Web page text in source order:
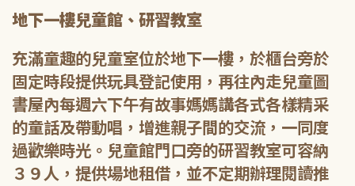
地下一樓兒童館、研習教室
充滿童趣的兒童室位於地下一樓，於櫃台旁於
固定時段提供玩具登記使用，再往內走兒童圖
書屋內每週六下午有故事媽媽講各式各樣精采
的童話及帶動唱，增進親子間的交流，一同度
過歡樂時光。兒童館門口旁的研習教室可容納
３９人，提供場地租借，並不定期辦理閱讀推